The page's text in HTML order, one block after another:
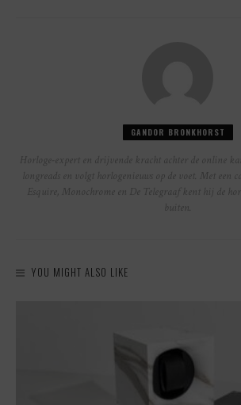
GANDOR BRONKHORST
Horloge-expert en drijvende kracht achter de online
longreads en volgt horlogenieuws op de voet. Met een
Esquire, Monochrome en De Telegraaf kent hij de
buiten.
YOU MIGHT ALSO LIKE